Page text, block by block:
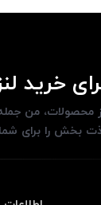
خرید
از محصولات، من
بخش را برای شما